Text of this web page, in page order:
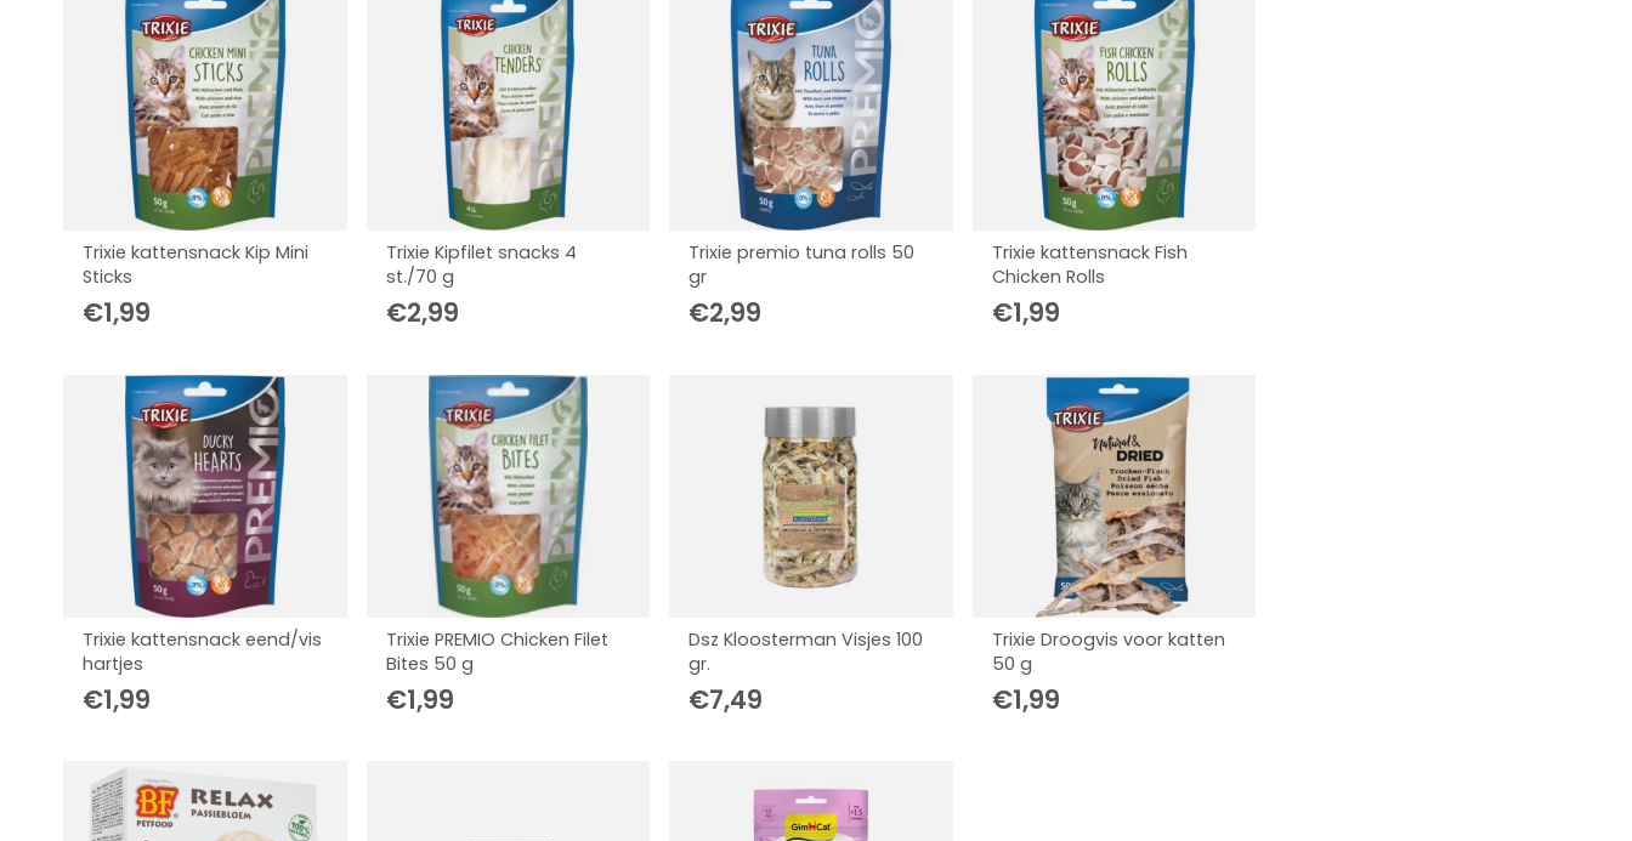
Trixie kattensnack Kip Mini
Sticks
€1,99
Trixie Kipfilet snacks 4
st./70 g
€2,99
Trixie premio tuna rolls 50
gr
€2,99
Trixie kattensnack Fish
Chicken Rolls
€1,99
Trixie kattensnack eend/vis
hartjes
€1,99
Trixie PREMIO Chicken Filet
Bites 50 g
€1,99
Dsz Kloosterman Visjes 100
gr.
€7,49
Trixie Droogvis voor katten
50 g
€1,99